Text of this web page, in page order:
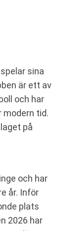
sina
är ett av
och har
modern tid.
på
och har
år. Inför
plats
2026 har